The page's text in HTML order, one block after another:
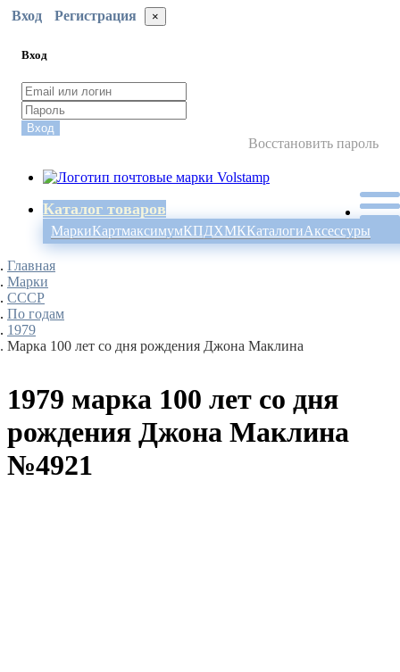
Вход Регистрация ×
Вход
Вход
Восстановить пароль
Каталог товаров
МаркиКартмаксимумКПДХМККаталогиАксессуры
Главная
Марки
СССР
По годам
1979
Марка 100 лет со дня рождения Джона Маклина
1979 марка 100 лет со дня
рождения Джона Маклина
№4921